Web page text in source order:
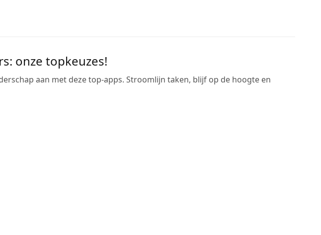
onze topkeuzes!
aan met deze top-apps. Stroomlijn taken, blijf op de hoogte en